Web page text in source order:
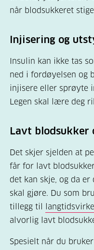
når blodsukkeret
Injisering og
Insulin kan ikke tas
ned i fordøyelsen og
injisere eller sprøyte
Legen skal lære deg
Lavt blodsukker
Det skjer sjelden at
får for lavt
det kan skje, og da
skal gjøre. Du som
tillegg til
alvorlig lavt
Spesielt når du